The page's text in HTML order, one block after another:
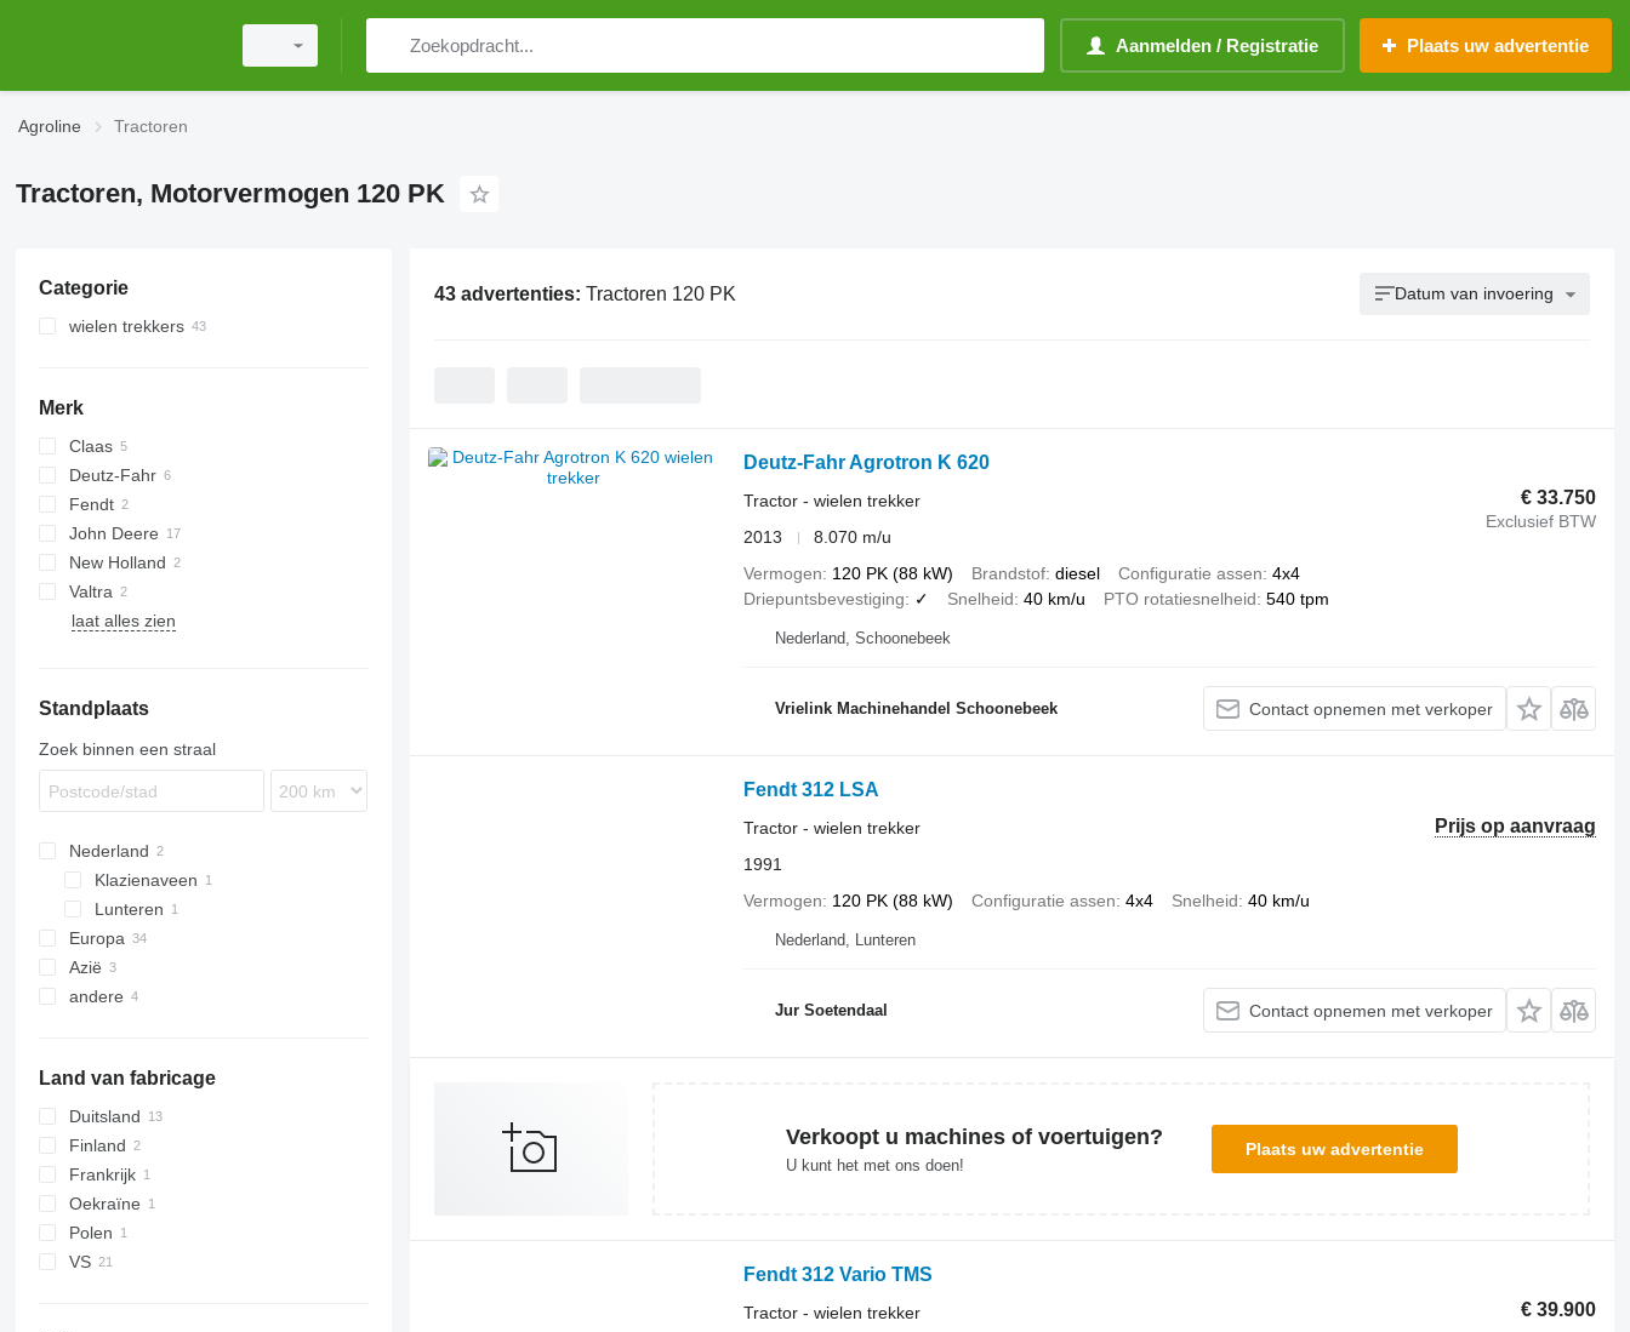
Aanmelden / Registratie Plaats uw advertentie
Agroline Tractoren
Tractoren, Motorvermogen 120 PK
Categorie
wielen trekkers
Merk
CS
Claas
Arion
Axos
Deutz-Fahr
Agrotron
K series
M series
Fendt
Vario
T
John Deere
6100
6115
6120
6610
M-series
5-100
X-series
New Holland
T-series
Ares
Valtra
N-series
laat alles zien
Standplaats
Zoek binnen een straal
Nederland
Klazienaveen
Lunteren
Europa
Polen
Griekenland
Finland
Servië
Noorwegen
laat alles zien
Azië
China
andere
Land van fabricage
Duitsland
Finland
Frankrijk
Oekraïne
Polen
VS
43 advertenties: Tractoren 120 PK Datum van invoering
Deutz-Fahr Agrotron K 620
€ 33.750
Exclusief BTW
Tractor - wielen trekker
2013
8.070 m/u
Vermogen
120 PK (88 kW) Brandstof diesel Configuratie assen 4x4
Driepuntsbevestiging
✓ Snelheid 40 km/u PTO rotatiesnelheid 540 tpm
Nederland, Schoonebeek
Vrielink Machinehandel Schoonebeek Contact opnemen met verkoper
Fendt 312 LSA
Prijs op aanvraag
Tractor - wielen trekker
1991
Vermogen
120 PK (88 kW) Configuratie assen 4x4 Snelheid 40 km/u
Nederland, Lunteren
Jur Soetendaal Contact opnemen met verkoper
Verkoopt u machines of voertuigen?
U kunt het met ons doen!
Plaats uw advertentie
Fendt 312 Vario TMS
€ 39.900
Tractor - wielen trekker